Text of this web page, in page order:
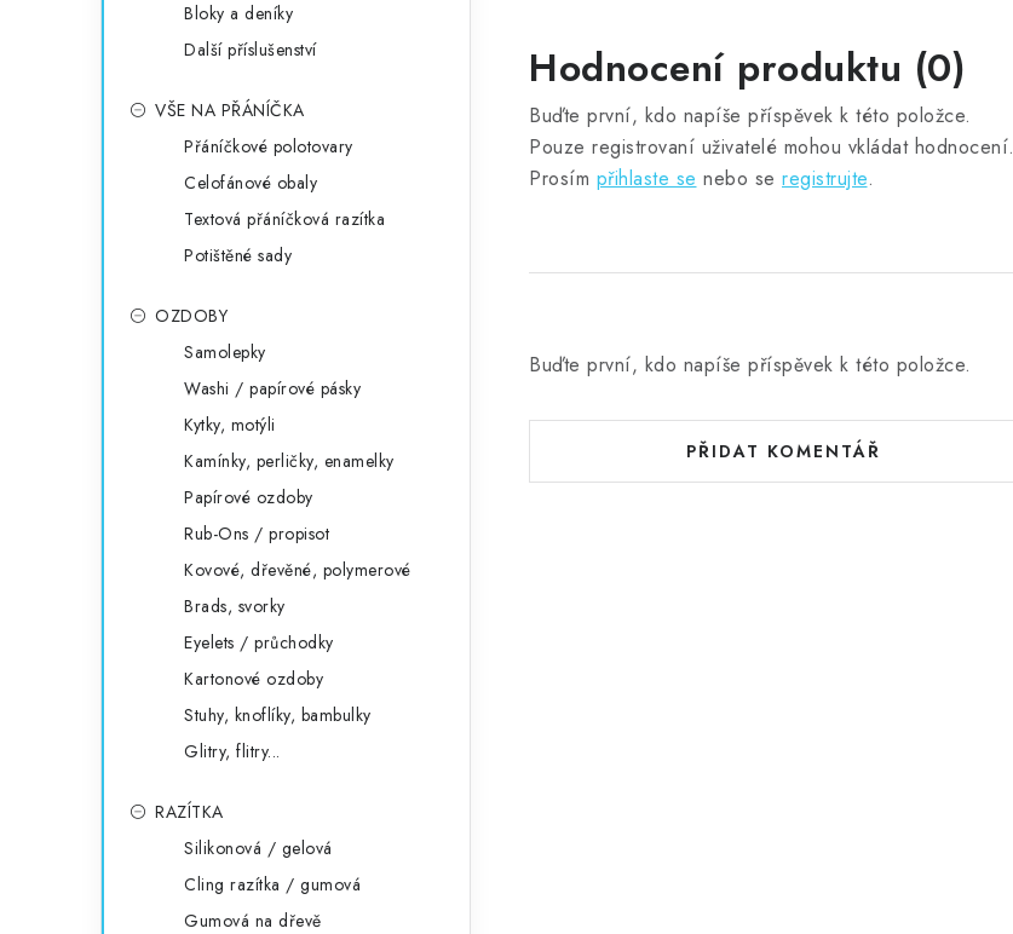
Bloky a deníky
Další příslušenství
VŠE NA PŘÁNÍČKA
Přáníčkové polotovary
Celofánové obaly
Textová přáníčková razítka
Potištěné sady
OZDOBY
Samolepky
Washi / papírové pásky
Kytky, motýli
Kamínky, perličky, enamelky
Papírové ozdoby
Rub-Ons / propisot
Kovové, dřevěné, polymerové
Brads, svorky
Eyelets / průchodky
Kartonové ozdoby
Stuhy, knoflíky, bambulky
Glitry, flitry...
RAZÍTKA
Silikonová / gelová
Cling razítka / gumová
Gumová na dřevě
Hodnocení produktu (0)
Buďte první, kdo napíše příspěvek k této položce.
Pouze registrovaní uživatelé mohou vkládat hodnocení.
Prosím přihlaste se nebo se registrujte.
Buďte první, kdo napíše příspěvek k této položce.
PŘIDAT KOMENTÁŘ